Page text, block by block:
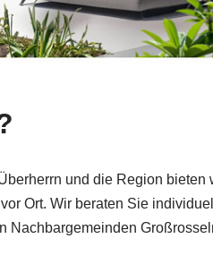
und die Region
Ort. Wir beraten Sie
Nachbargemeinden